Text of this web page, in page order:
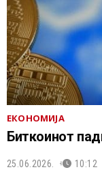
ЕКОНОМИЈА
Биткоинот
25.06.2026. 10:12